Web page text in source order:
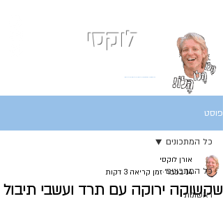
לוקסי
בלוג המתכונים של השף אורן לוקסנבורג לוקסי אנזל ולוקסי
פוסט
כל המתכונים
ראשונות
כל המתכונים
שקשוקה ירוקה עם תרד ועשבי תיבול
אורן לוקסי
14 בפבר׳
זמן קריאה 3 דקות